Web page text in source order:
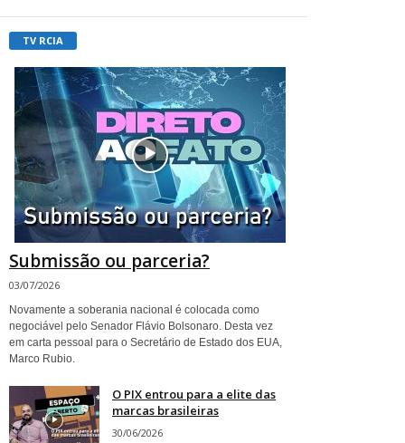
TV RCIA
Submissão ou parceria?
03/07/2026
Novamente a soberania nacional é colocada como
negociável pelo Senador Flávio Bolsonaro. Desta vez
em carta pessoal para o Secretário de Estado dos EUA,
Marco Rubio.
O PIX entrou para a elite das
marcas brasileiras
30/06/2026